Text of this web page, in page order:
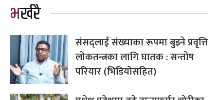
भर्खरै
संसद्लाई संख्याका रूपमा बुझ्ने प्रवृत्ति
लोकतन्त्रका लागि घातक : सन्तोष
परियार (भिडियोसहित)